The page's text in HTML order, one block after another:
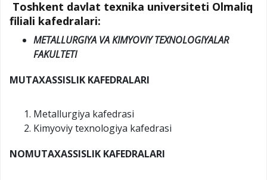
Toshkent davlat texnika universiteti Olmaliq
filiali kafedralari:
METALLURGIYA VA KIMYOVIY TEXNOLOGIYALAR
FAKULTETI
MUTAXASSISLIK KAFEDRALARI
Metallurgiya kafedrasi
Kimyoviy texnologiya kafedrasi
NOMUTAXASSISLIK KAFEDRALARI